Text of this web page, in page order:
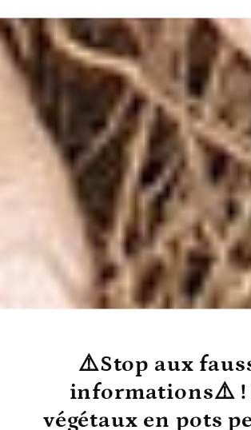
⚠️Stop aux
informations⚠️ !
végétaux en pots